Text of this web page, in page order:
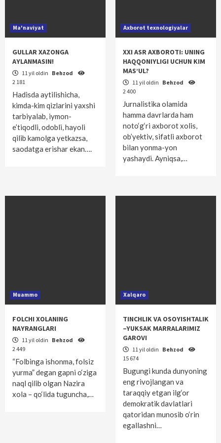
Ma'naviyat
GULLAR XAZONGA
AYLANMASIN!
11 yil oldin Behzod
2 181
Hadisda aytilishicha,
kimda-kim qizlarini yaxshi
tarbiyalab, iymon-
e’tiqodli, odobli, hayoli
qilib kamolga yetkazsa,
saodatga erishar ekan….
Axborot texnologiyalar
XXI ASR AXBOROTI: UNING
HAQQONIYLIGI UCHUN KIM
MAS’UL?
11 yil oldin Behzod
2 400
Jurnalistika olamida
hamma davrlarda ham
noto‘g‘ri axborot xolis,
ob’yektiv, sifatli axborot
bilan yonma-yon
yashaydi. Ayniqsa,…
Muammo
FOLCHI XOLANING
NAYRANGLARI
11 yil oldin Behzod
2 449
“Folbinga ishonma, folsiz
yurma” degan gapni o‘ziga
naql qilib olgan Nazira
xola – qo‘lida tuguncha,…
Xalqaro
TINCHLIK VA OSOYISHTALIK
–YUKSAK MARRALARIMIZ
GAROVI
11 yil oldin Behzod
15 674
Bugungi kunda dunyoning
eng rivojlangan va
taraqqiy etgan ilg‘or
demokratik davlatlari
qatoridan munosib o‘rin
egallashni…